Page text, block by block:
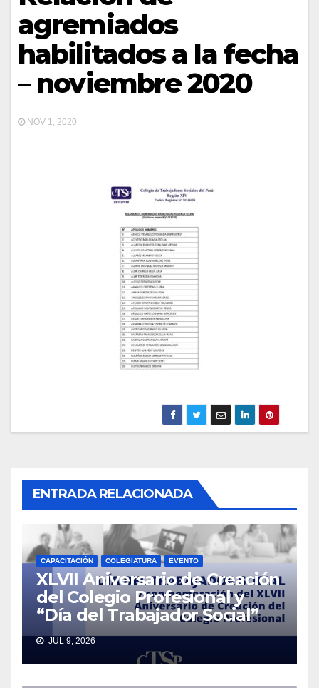
agremiados
habilitados a la fecha
– noviembre 2020
NOV 1, 2020
ENTRADA RELACIONADA
CAPACITACIÓN COLEGIATURA EVENTO
XLVII Aniversario de Creación
del Colegio Profesional y
“Día del Trabajador Social”
JUL 9, 2026